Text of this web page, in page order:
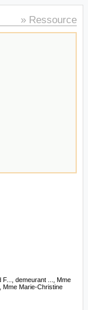
» Ressource
F..., demeurant ..., Mme
Mme Marie-Christine